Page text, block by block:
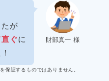
財部真一 様
が
ぐに
ではありません。